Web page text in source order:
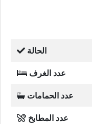
الحالة
عدد الغرف
عدد الحمامات
عدد المطابخ